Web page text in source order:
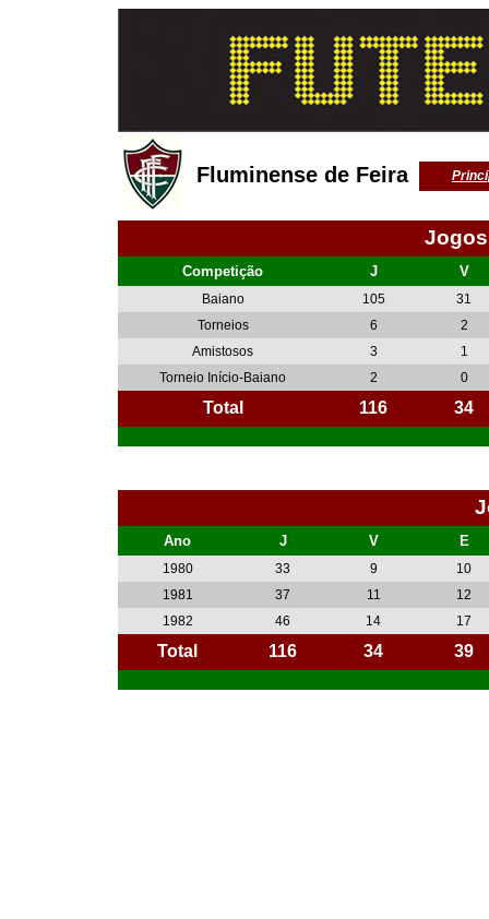
Fluminense de Feira
Competição J V
Baiano 105
31
Torneios
6
2
Amistosos
3
1
Torneio Início-Baiano
2 0
Total 116 34
Ano J V E
1980 33 9
10
1981
37 11
12
1982
46 14 17
Total 116 34 39